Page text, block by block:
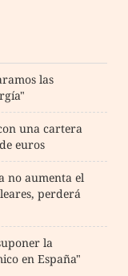
las
una cartera
euros
no aumenta el
perderá
la
en España"